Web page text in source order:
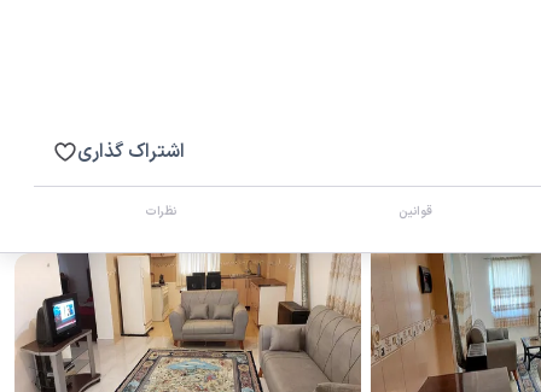
قوانین نظرات
اشتراک گذاری